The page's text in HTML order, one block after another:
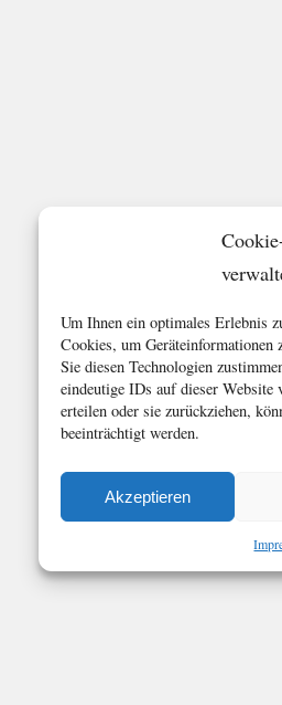
Um Ihnen ein optimales Erlebnis
Cookies, um Geräteinformationen
Sie diesen Technologien
eindeutige IDs auf dieser
erteilen oder sie zurückziehen,
beeinträchtigt werden.
Akzeptieren